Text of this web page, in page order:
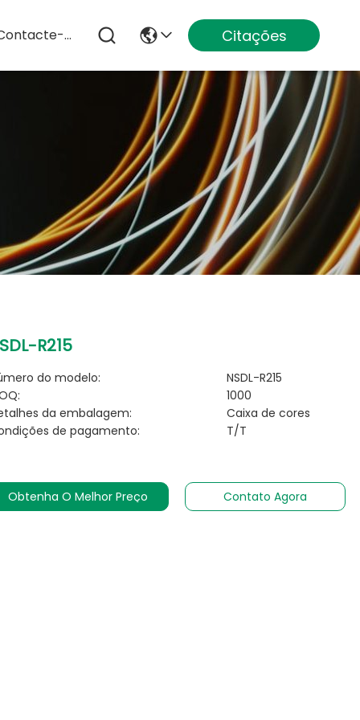
Contacte-Nos Citações
R215
do modelo:
NSDL-R215
1000
da embalagem:
Caixa de cores
de pagamento:
T/T
Obtenha O Melhor Preço Contato Agora